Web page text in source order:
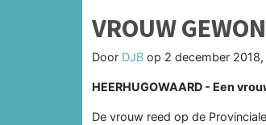
VROUW
Door DJB op 2 december 2018,
HEERHUGOWAARD - Een
De vrouw reed op de